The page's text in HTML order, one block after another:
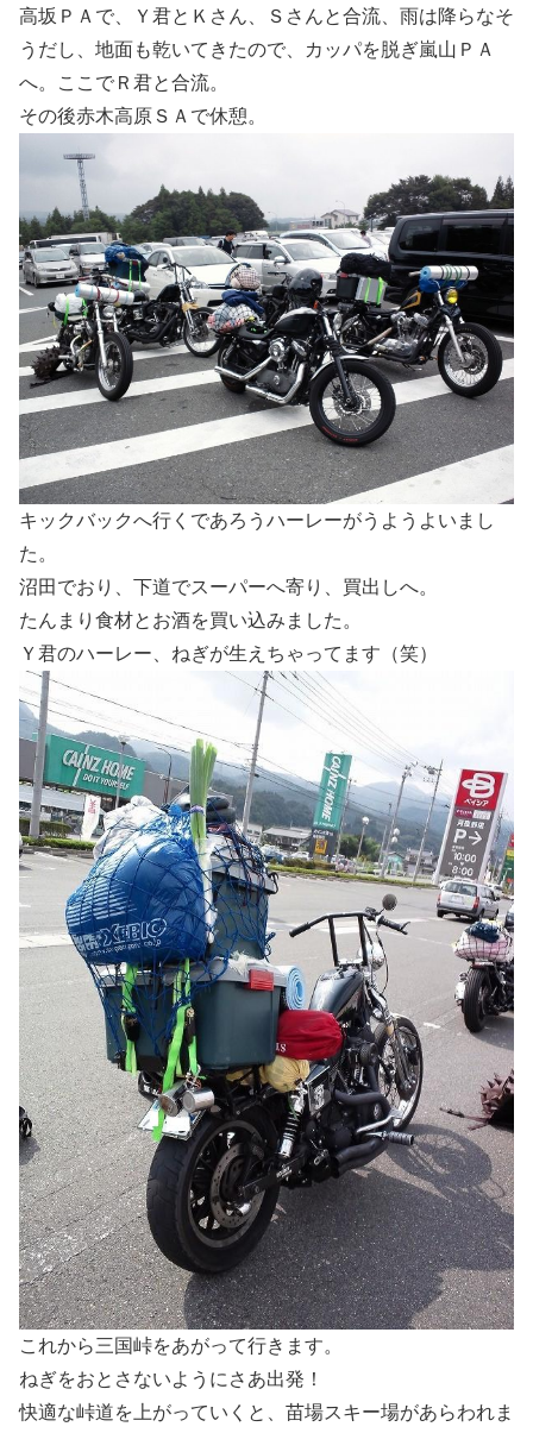
高坂ＰＡで、Ｙ君とＫさん、Ｓさんと合流、雨は降らなそ
うだし、地面も乾いてきたので、カッパを脱ぎ嵐山ＰＡ
へ。ここでＲ君と合流。
その後赤木高原ＳＡで休憩。
キックバックへ行くであろうハーレーがうようよいまし
た。
沼田でおり、下道でスーパーへ寄り、買出しへ。
たんまり食材とお酒を買い込みました。
Ｙ君のハーレー、ねぎが生えちゃってます（笑）
これから三国峠をあがって行きます。
ねぎをおとさないようにさあ出発！
快適な峠道を上がっていくと、苗場スキー場があらわれま